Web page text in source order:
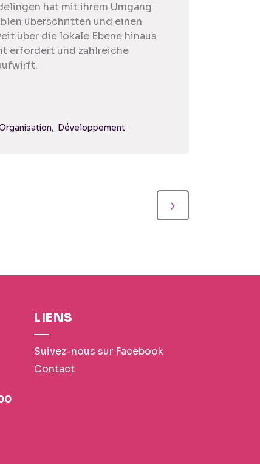
hat mit ihrem Umgang
überschritten und einen
über die lokale Ebene hinaus
erfordert und zahlreiche
Développement
LIENS
Suivez-nous sur Facebook
Contact